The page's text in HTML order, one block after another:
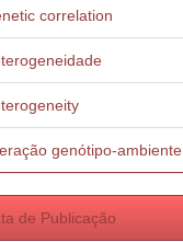
correlation
genótipo-ambiente
de Publicação